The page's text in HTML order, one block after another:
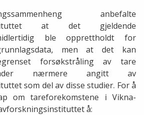
anbefalte
at det gjeldende
ble opprettholdt for
men at det kan
forsøkstråling av tare
nærmere angitt av
som del av disse studier. For å
om tareforekomstene i Vikna-
å: